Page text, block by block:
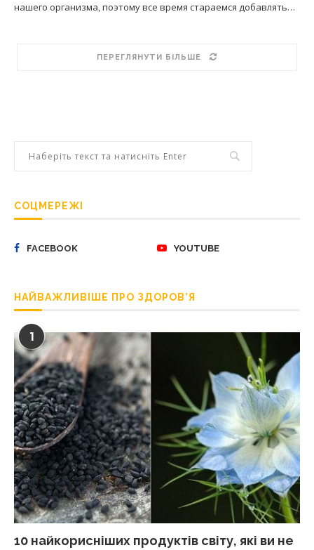
нашего организма, поэтому все время стараемся добавлять…
ПЕРЕГЛЯНУТИ БІЛЬШЕ
СОЦМЕРЕЖІ
FACEBOOK YOUTUBE
НАЙВАЖЛИВІШЕ ПРО ЗДОРОВ’Я
1
10 найкорисніших продуктів світу, які ви не